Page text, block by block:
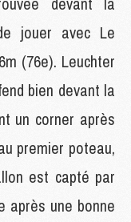
jouer avec Le
(76e). Leuchter
bien devant la
un corner après
premier poteau,
est capté par
après une bonne